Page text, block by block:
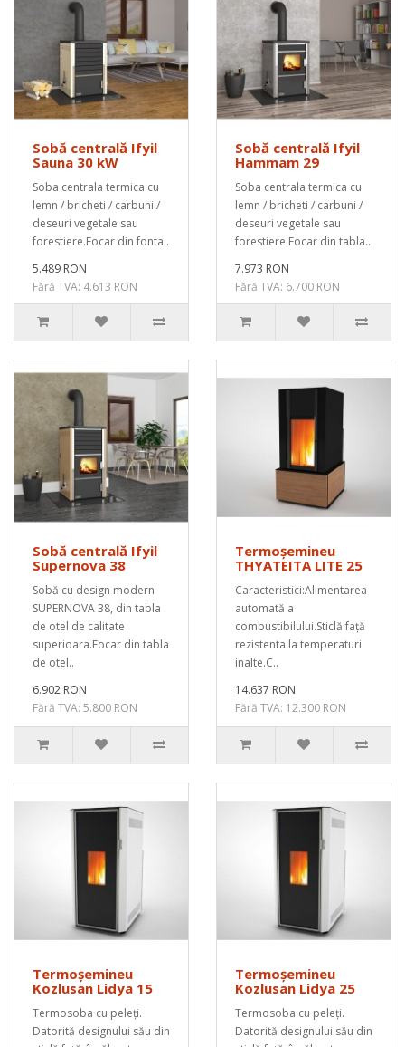
Sobă centrală Ifyil
Sauna 30 kW
Soba centrala termica cu
lemn / bricheti / carbuni /
deseuri vegetale sau
forestiere.Focar din fonta..
5.489 RON
Fără TVA: 4.613 RON
Sobă centrală Ifyil
Hammam 29
Soba centrala termica cu
lemn / bricheti / carbuni /
deseuri vegetale sau
forestiere.Focar din tabla..
7.973 RON
Fără TVA: 6.700 RON
Sobă centrală Ifyil
Supernova 38
Sobă cu design modern
SUPERNOVA 38, din tabla
de otel de calitate
superioara.Focar din tabla
de otel..
6.902 RON
Fără TVA: 5.800 RON
Termoșemineu
THYATEITA LITE 25
Caracteristici:Alimentarea
automată a
combustibilului.Sticlă față
rezistenta la temperaturi
inalte.C..
14.637 RON
Fără TVA: 12.300 RON
Termoșemineu
Kozlusan Lidya 15
Termosoba cu peleți.
Datorită designului său din
Termoșemineu
Kozlusan Lidya 25
Termosoba cu peleți.
Datorită designului său din